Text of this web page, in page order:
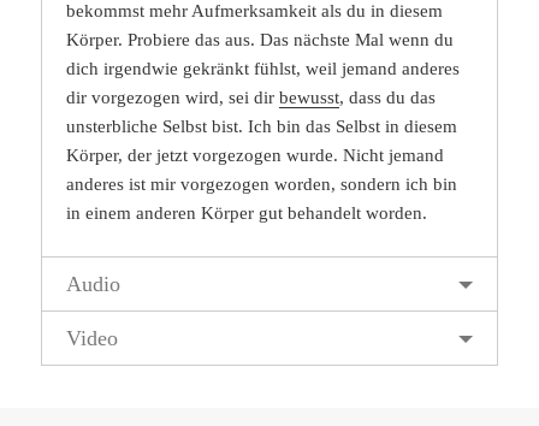
bekommst mehr Aufmerksamkeit als du in diesem
Körper. Probiere das aus. Das nächste Mal wenn du
dich irgendwie gekränkt fühlst, weil jemand anderes
dir vorgezogen wird, sei dirbewusst, dass du das
unsterbliche Selbst bist. Ich bin das Selbst in diesem
Körper, der jetzt vorgezogen wurde. Nicht jemand
anderes ist mir vorgezogen worden, sondern ich bin
in einem anderen Körper gut behandelt worden.
Audio
Video